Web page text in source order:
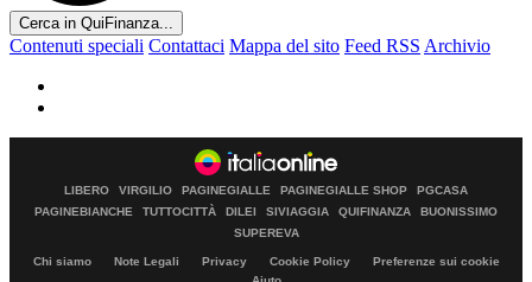
Cerca in QuiFinanza...
Contenuti speciali Contattaci Mappa del sito Feed RSS Archivio
LIBERO VIRGILIO PAGINEGIALLE PAGINEGIALLE SHOP
PGCASA
PAGINEBIANCHE
TUTTOCITTÀ DILEI SIVIAGGIA QUIFINANZA
BUONISSIMO
SUPEREVA
Chi siamo Note Legali Privacy Cookie Policy
Preferenze sui cookie